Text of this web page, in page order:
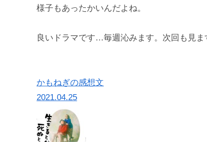
様子もあったかいんだよね。
良いドラマです…毎週沁みます。次回も見ま
かもねぎの感想文
2021.04.25